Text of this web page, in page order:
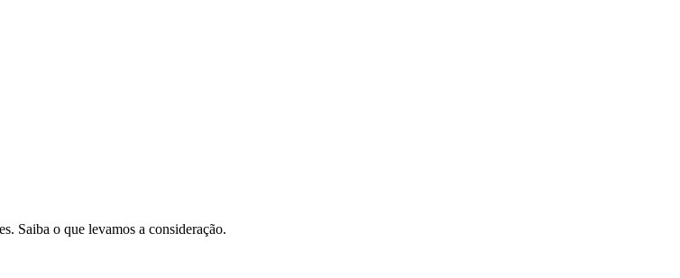
Saiba o que levamos a consideração.